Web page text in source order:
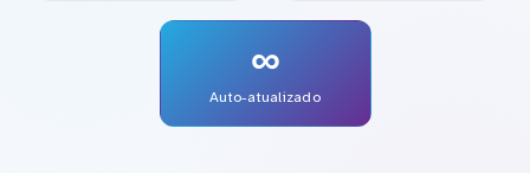
∞
Auto-atualizado